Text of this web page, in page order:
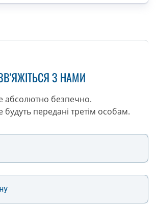
З НАМИ
абсолютно безпечно.
будуть передані третім особам.